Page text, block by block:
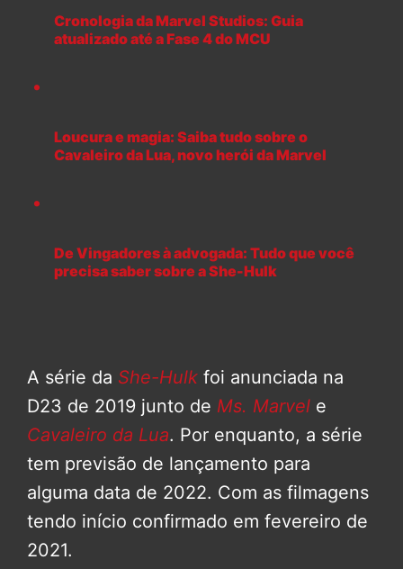
Cronologia da Marvel Studios: Guia
atualizado até a Fase 4 do MCU
Loucura e magia: Saiba tudo sobre o
Cavaleiro da Lua, novo herói da Marvel
De Vingadores à advogada: Tudo que você
precisa saber sobre a She-Hulk
A série da She-Hulk foi anunciada na
D23 de 2019 junto de Ms. Marvel e
Cavaleiro da Lua. Por enquanto, a série
tem previsão de lançamento para
alguma data de 2022. Com as filmagens
tendo início confirmado em fevereiro de
2021.